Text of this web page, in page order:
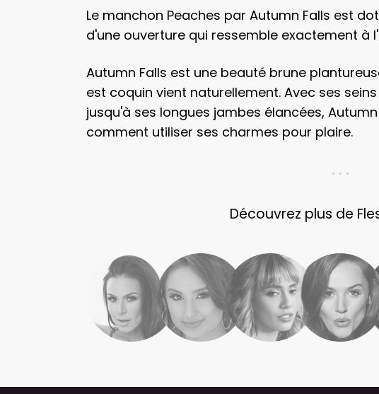
Le manchon Peaches par Autumn Falls est
d'une ouverture qui ressemble exactement à
Autumn Falls est une beauté brune
est coquin vient naturellement. Avec ses
jusqu'à ses longues jambes élancées,
comment utiliser ses charmes pour plaire.
. . .
Découvrez plus de